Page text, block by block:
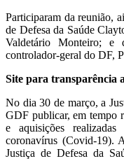
Participaram da reunião,
de Defesa da Saúde
Valdetário Monteiro; e
controlador-geral do DF,
Site para transparência
No dia 30 de março, a
GDF publicar, em tempo
e aquisições
coronavírus (Covid-19).
Justiça de Defesa da